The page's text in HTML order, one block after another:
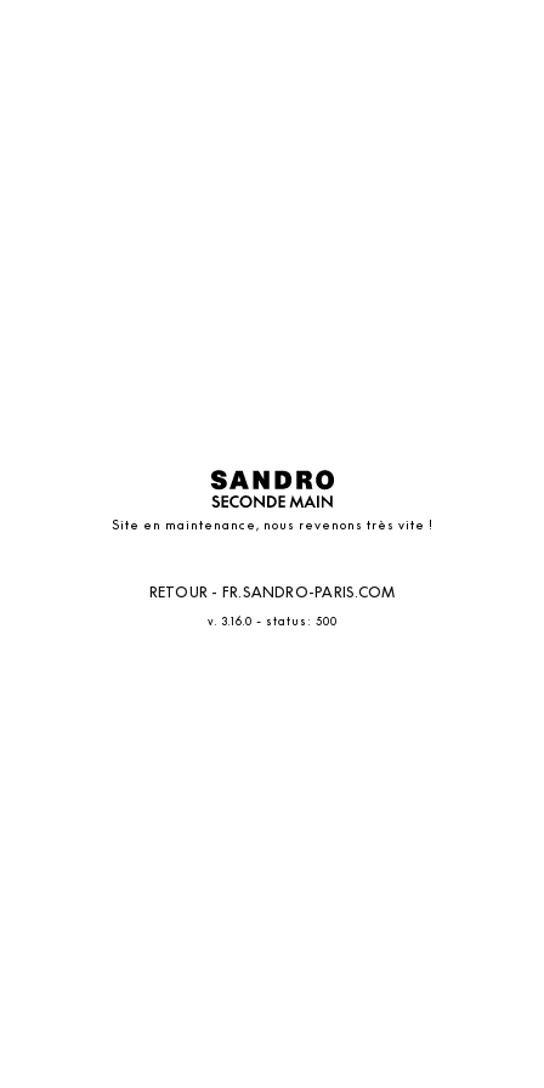
Site en maintenance, nous revenons très vite !
RETOUR - FR.SANDRO-PARIS.COM
v. 3.16.0 - status: 500